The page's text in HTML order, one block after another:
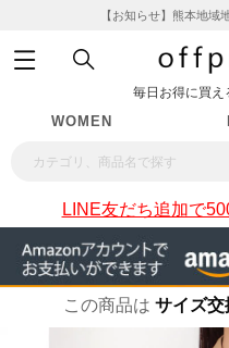
【お知らせ】熊本地域
毎日お得に買え
WOMEN
LINE友だち追加で
この商品は サイズ